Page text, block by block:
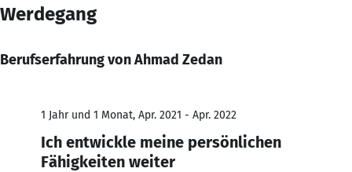
Werdegang
Berufserfahrung von Ahmad Zedan
1 Jahr und 1 Monat, Apr. 2021 - Apr. 2022
Ich entwickle meine persönlichen
Fähigkeiten weiter